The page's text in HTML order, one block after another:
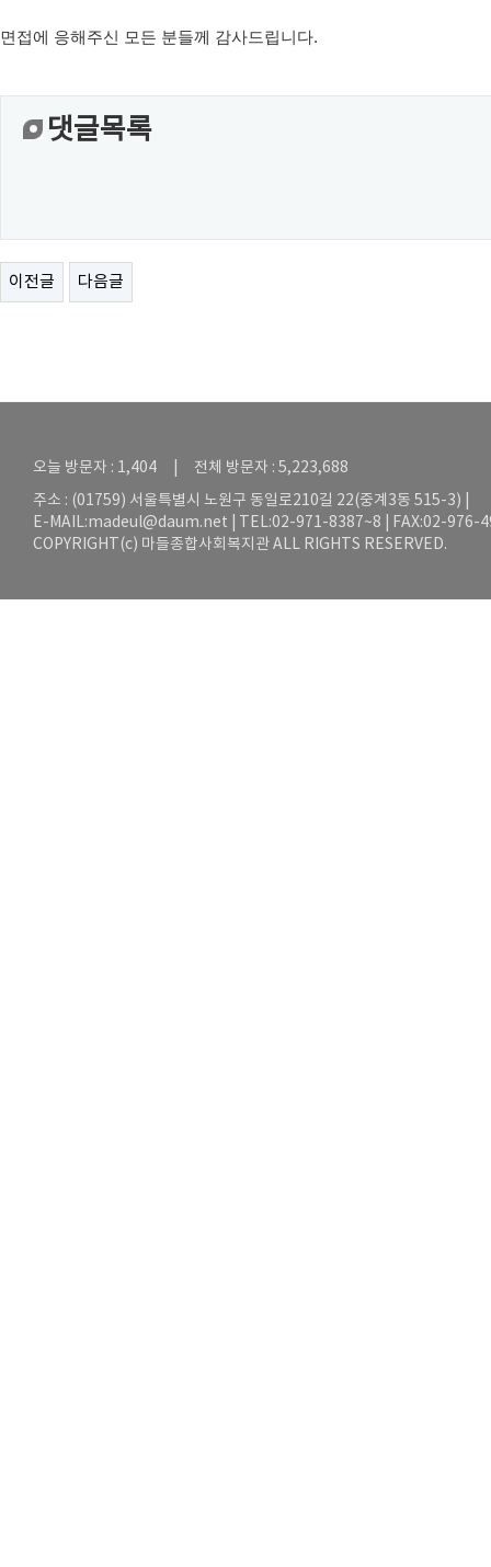
면접에 응해주신 모든 분들께 감사드립니다.
댓글목록
이전글 다음글
오늘 방문자 : 1,404 | 전체 방문자 : 5,223,688
주소 : (01759) 서울특별시 노원구 동일로210길 22(중계3동 515-3) |
E-MAIL:madeul@daum.net | TEL:02-971-8387~8 | FAX:02-976-
COPYRIGHT(c) 마들종합사회복지관 ALL RIGHTS RESERVED.